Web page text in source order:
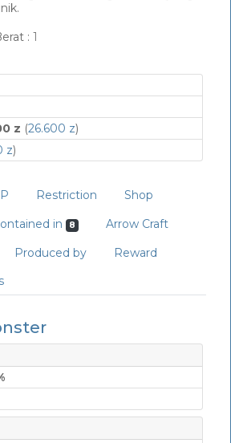
: 1
z (26.600 z)
z)
Restriction
Shop
in 8
Arrow Craft
Produced by
Reward
Link